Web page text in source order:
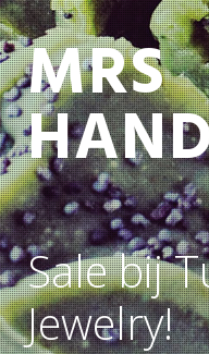
MRS
Sale bij
Jewelry!